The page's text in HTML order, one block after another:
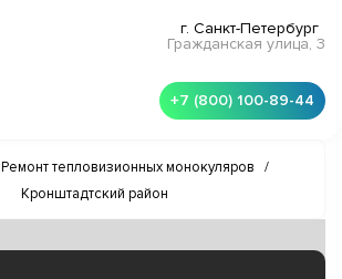
г. Санкт-Петербург
Гражданская улица, 3
+7 (800) 100-89-44
Ремонт тепловизионных монокуляров
/
Кронштадтский район